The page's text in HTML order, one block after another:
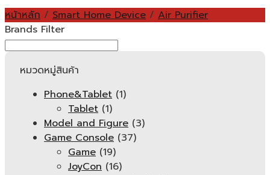
หน้าหลัก / Smart Home Device / Air Purifier
Brands Filter
หมวดหมู่สินค้า
Phone&Tablet (1)
Tablet (1)
Model and Figure (3)
Game Console (37)
Game (19)
JoyCon (16)